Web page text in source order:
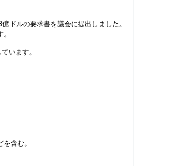
ドルの要求書を議会に提出しました。
います。
含む。